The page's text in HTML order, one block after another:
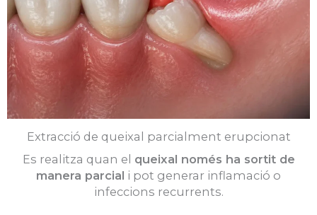
Extracció de queixal parcialment erupcionat
Es realitza quan el queixal només ha sortit de
manera parcial i pot generar inflamació o
infeccions recurrents.